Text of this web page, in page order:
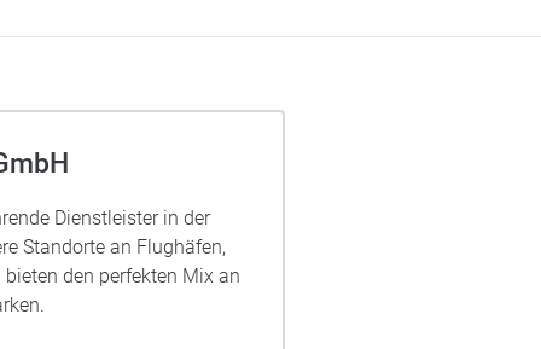
Dienstleister in der
Standorte an Flughäfen,
den perfekten Mix an